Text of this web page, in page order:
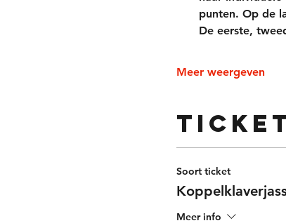
punten. Op de
De eerste,
Meer weergeven
Soort ticket
Meer info